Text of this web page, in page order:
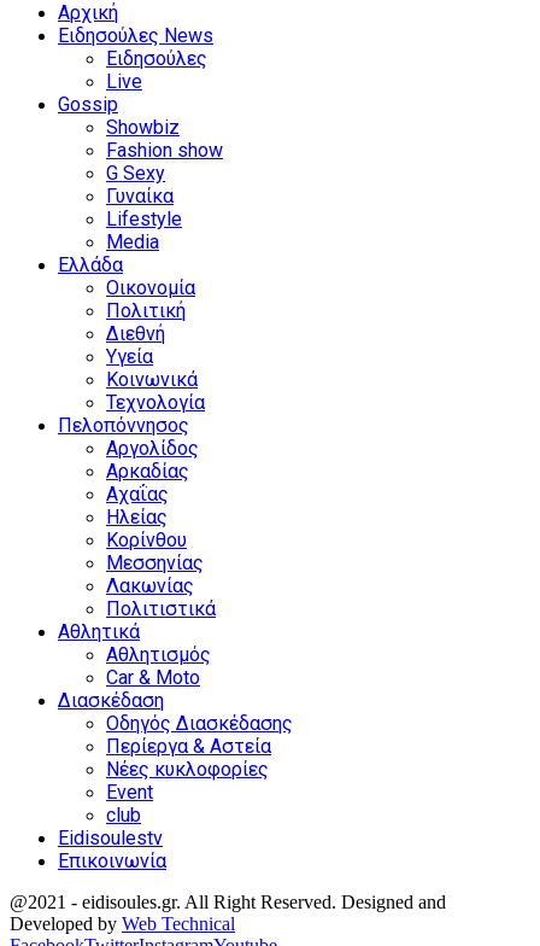
Αρχική
Ειδησούλες News
Ειδησούλες
Live
Gossip
Showbiz
Fashion show
G Sexy
Γυναίκα
Lifestyle
Media
Ελλάδα
Οικονομία
Πολιτική
Διεθνή
Υγεία
Κοινωνικά
Τεχνολογία
Πελοπόννησος
Αργολίδος
Αρκαδίας
Αχαΐας
Ηλείας
Κορίνθου
Μεσσηνίας
Λακωνίας
Πολιτιστικά
Αθλητικά
Αθλητισμός
Car & Moto
Διασκέδαση
Οδηγός Διασκέδασης
Περίεργα & Αστεία
Νέες κυκλοφορίες
Event
club
Eidisoulestv
Επικοινωνία
@2021 - eidisoules.gr. All Right Reserved. Designed and
Developed by Web Technical